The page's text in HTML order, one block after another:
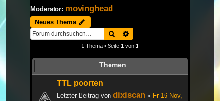
Moderator: movinghead
Neues Thema
Suche
1 Thema • Seite 1 von 1
Themen
TTL poorten
Letzter Beitrag von dixiscan « Fr 16 Nov,